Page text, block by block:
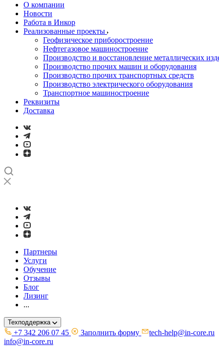
О компании
Новости
Работа в Инкор
Реализованные проекты
Геофизическое приборостроение
Нефтегазовое машиностроение
Производство и восстановление металлических
Производство прочих машин и оборудования
Производство прочих транспортных средств
Производство электрического оборудования
Транспортное машиностроение
Реквизиты
Доставка
Партнеры
Услуги
Обучение
Отзывы
Блог
Лизинг
...
Техподдержка
+7 342 206 07 45 Заполнить форму
tech-help@in-core.ru
info@in-core.ru